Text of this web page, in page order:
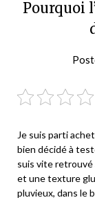
Pourquoi
Je suis parti
bien décidé à
suis vite
et une texture
pluvieux, dans le